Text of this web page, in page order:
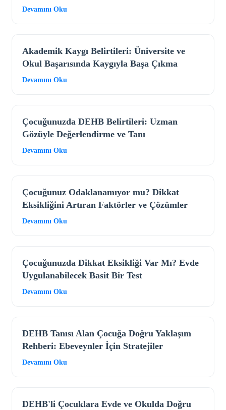
Devamını Oku
Akademik Kaygı Belirtileri: Üniversite ve
Okul Başarısında Kaygıyla Başa Çıkma
Devamını Oku
Çocuğunuzda DEHB Belirtileri: Uzman
Gözüyle Değerlendirme ve Tanı
Devamını Oku
Çocuğunuz Odaklanamıyor mu? Dikkat
Eksikliğini Artıran Faktörler ve Çözümler
Devamını Oku
Çocuğunuzda Dikkat Eksikliği Var Mı? Evde
Uygulanabilecek Basit Bir Test
Devamını Oku
DEHB Tanısı Alan Çocuğa Doğru Yaklaşım
Rehberi: Ebeveynler İçin Stratejiler
Devamını Oku
DEHB'li Çocuklara Evde ve Okulda Doğru